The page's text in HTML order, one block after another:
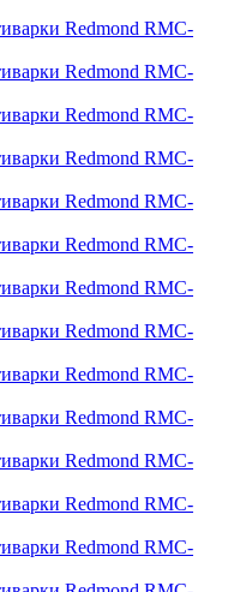
Redmond RMC-
Redmond RMC-
Redmond RMC-
Redmond RMC-
Redmond RMC-
Redmond RMC-
Redmond RMC-
Redmond RMC-
Redmond RMC-
Redmond RMC-
Redmond RMC-
Redmond RMC-
Redmond RMC-